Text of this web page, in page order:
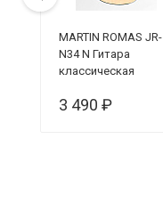
MARTIN ROMAS JR-
N34 N Гитара
классическая
3 490 ₽